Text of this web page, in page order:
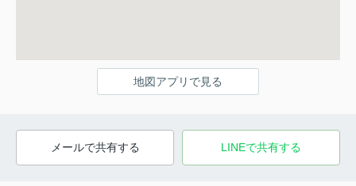
地図アプリで見る
メールで共有する LINEで共有する